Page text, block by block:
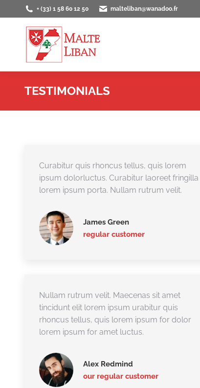
+ (33) 1 58 60 12 50 malteliban@wanadoo.fr
TESTIMONIALS
James Green
regular customer
Curabitur quis rhoncus tellus, quis lorem
ipsum dolorluctus. Curabitur laoreet fringilla
lorem ipsum porta. Nullam rutrum velit.
Alex Redmind
our regular customer
Nullam rutrum velit. Maecenas sit amet
tincidunt elit lorem ipsum urabitur quis
rhoncus tellus, quis lorem ipsum for dolor
lorem ipsum for amet luctus.
ACCUEIL